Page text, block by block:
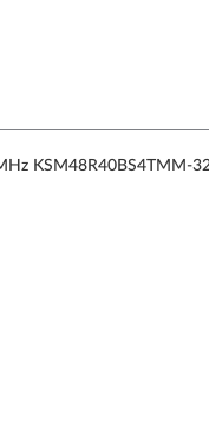
KSM48R40BS4TMM-